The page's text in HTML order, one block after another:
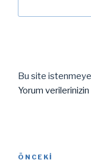
Bu site
Yorum
Yazı
Önceki
ÖNCEKI